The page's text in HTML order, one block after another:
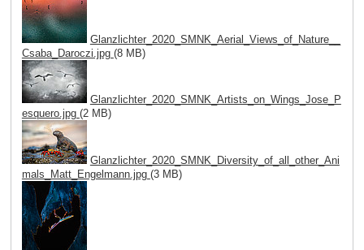
Glanzlichter_2020_SMNK_Aerial_Views_of_Nature__
Csaba_Daroczi.jpg (8 MB)
Glanzlichter_2020_SMNK_Artists_on_Wings_Jose_P
esquero.jpg (2 MB)
Glanzlichter_2020_SMNK_Diversity_of_all_other_Ani
mals_Matt_Engelmann.jpg (3 MB)